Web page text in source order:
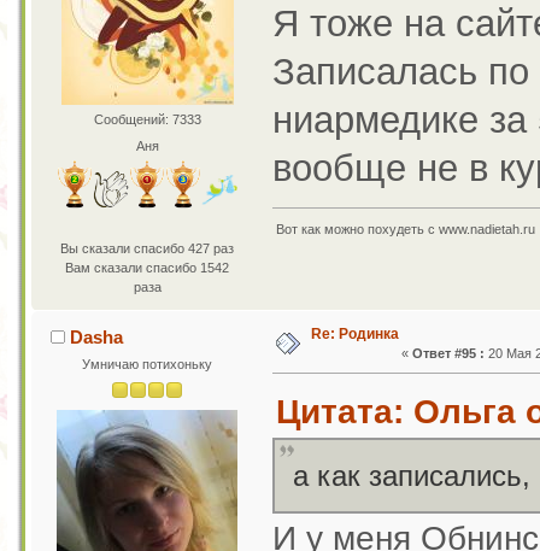
Сообщений: 7333
Аня
Вы сказали спасибо 427 раз
Вам сказали спасибо 1542
раза
Я тоже на
Записалась
ниармедике за
вообще не в
Вот как можно похудеть с www.nadietah.ru
Dasha
Умничаю потихоньку
Re: Родинка
«Ответ #95 : 20 Мая
Цитата: Ольга
а как
И у меня